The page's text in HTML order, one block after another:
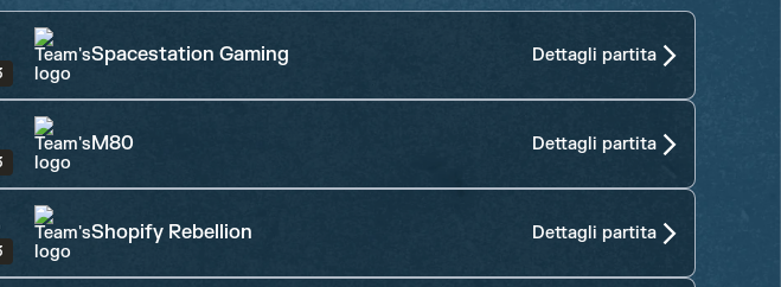
Spacestation Gaming Dettagli partita
M80 Dettagli partita
Shopify Rebellion Dettagli partita